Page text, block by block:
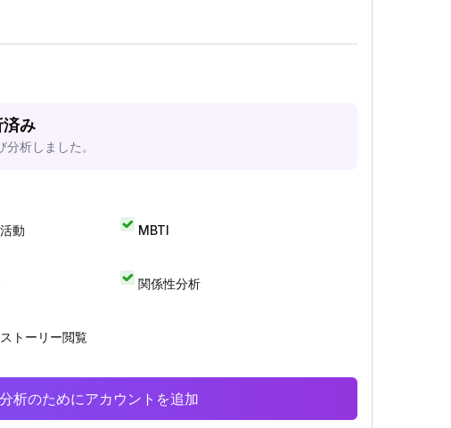
み
析しました。
動 MBTI
関係性分析
トーリー閲覧
析のためにアカウントを追加